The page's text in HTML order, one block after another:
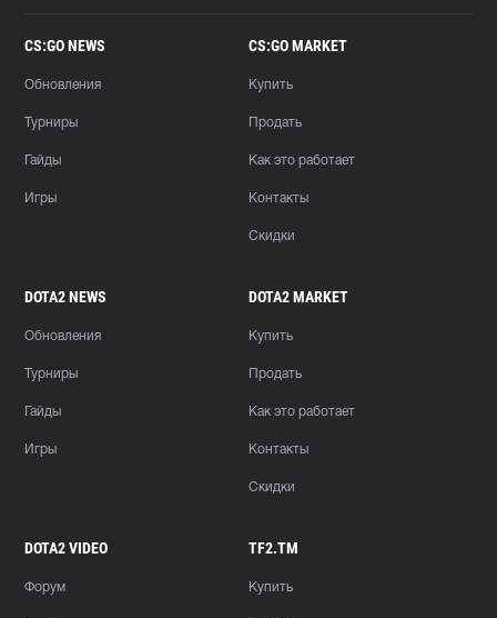
CS:GO NEWS
Обновления
Турниры
Гайды
Игры
CS:GO MARKET
Купить
Продать
Как это работает
Контакты
Скидки
DOTA2 NEWS
Обновления
Турниры
Гайды
Игры
DOTA2 MARKET
Купить
Продать
Как это работает
Контакты
Скидки
DOTA2 VIDEO
Форум
TF2.TM
Купить